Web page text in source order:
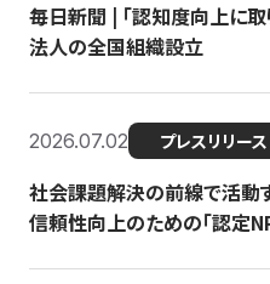
毎日新聞 | 「認知度向上に
法人の全国組織設立
2026.07.02 プレスリリース
社会課題解決の前線で活動
信頼性向上のための「認定